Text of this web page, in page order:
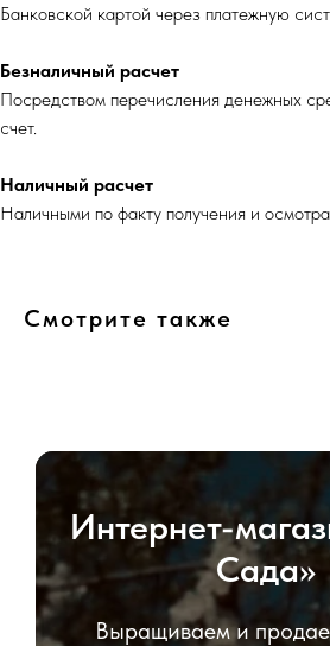
Банковской картой через платежную
Безналичный расчет
Посредством перечисления денежных
счет.
Наличный расчет
Наличными по факту получения и
Смотрите также
Интернет-
Сада»
Выращиваем и